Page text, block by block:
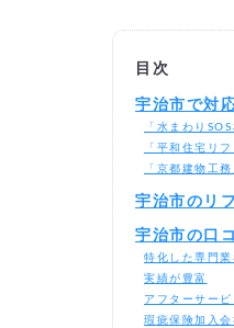
目次
宇治市で対
「水まわり
「平和住宅リ
「京都建物工
宇治市のリ
宇治市の口
特化した専門業
実績が豊富
アフターサービ
瑕疵保険加入会